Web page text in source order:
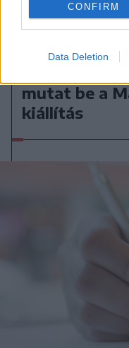
CONFIRM
Data Deletion
2026. augusztus
mutat be a
kiállítás